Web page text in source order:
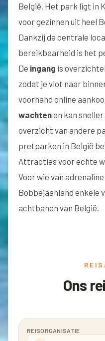
België. Het park ligt in
voor gezinnen uit heel
Dankzij de centrale
bereikbaarheid is het
De ingang is
zodat je vlot naar
voorhand online
wachtenen kan
overzicht van andere
pretparken in België
Attracties voor echte
Voor wie van
Bobbejaanland enkele
achtbanen van België.
Ons
REISORGANISATIE